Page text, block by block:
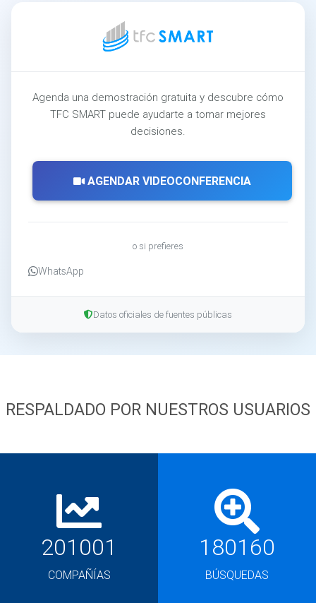
Agenda una demostración gratuita y descubre cómo
TFC SMART puede ayudarte a tomar mejores
decisiones.
AGENDAR VIDEOCONFERENCIA
o si prefieres
WhatsApp
Datos oficiales de fuentes públicas
RESPALDADO POR NUESTROS USUARIOS
201001
COMPAÑÍAS
180160
BÚSQUEDAS